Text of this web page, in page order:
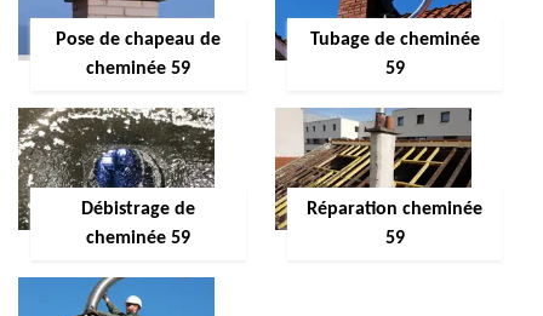
Pose de chapeau de
cheminée 59
Tubage de cheminée
59
Débistrage de
cheminée 59
Réparation cheminée
59